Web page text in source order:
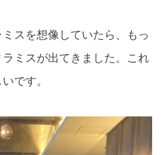
スを想像していたら、もっ
ミスが出てきました。これ
です。